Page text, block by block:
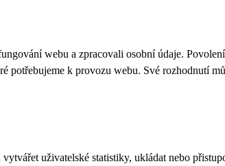
webu a zpracovali osobní údaje.
potřebujeme k provozu webu. Své rozhodnutí
uživatelské statistiky, ukládat nebo